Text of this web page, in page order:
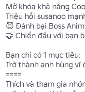
Mở khóa khả năng
Triệu hồi susanoo
😈 Đánh bại Boss
🤝 Chiến đấu với bạn
Bạn chỉ có 1 mục tiêu:
Trở thành anh hùng
====
Thích và tham gia